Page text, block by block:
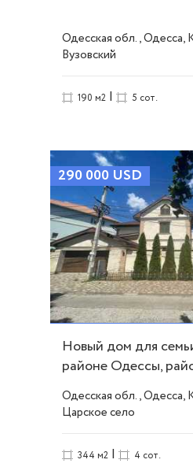
Одесская обл., Одесса,
Вузовский
190 м2 | 5 сот.
290 000 USD
Новый дом для
районе Одессы,
ID 53028
Одесская обл., Одесса,
Царское село
344 м2 | 4 сот.